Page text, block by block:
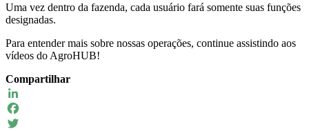
Uma vez dentro da fazenda, cada usuário fará somente suas funções
designadas.
Para entender mais sobre nossas operações, continue assistindo aos
vídeos do AgroHUB!
Compartilhar
LinkedIn
Facebook